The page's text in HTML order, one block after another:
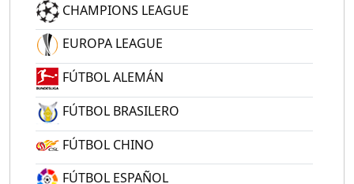
CHAMPIONS LEAGUE
EUROPA LEAGUE
FÚTBOL ALEMÁN
FÚTBOL BRASILERO
FÚTBOL CHINO
FÚTBOL ESPAÑOL